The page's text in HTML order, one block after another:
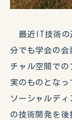
最近IT技術の
分でも学会の会
チャル空間での
実のものとなっ
ソーシャルデ
の技術開発を後